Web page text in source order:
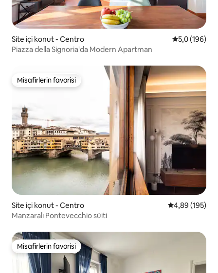
Site içi konut - Centro 5 üzerinden
5,0 (196)
Piazza della Signoria'da Modern Apartman
Misafirlerin favorisi
Misafirlerin favorisi
Site içi konut - Centro 5 üzerinden
4,89 (195)
Manzaralı Pontevecchio süiti
Misafirlerin favorisi
Misafirlerin favorisi